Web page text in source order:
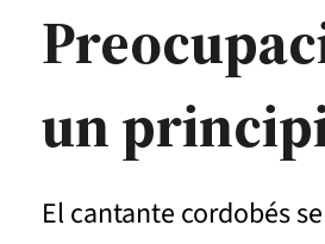
un
El cantante cordobés